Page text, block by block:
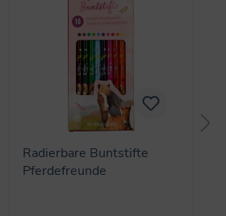
Radierbare Buntstifte
Pferdefreunde